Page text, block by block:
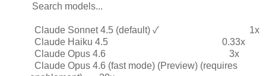
Search models...
Claude Sonnet 4.5 (default) ✓ 1x
Claude Haiku 4.5 0.33x
Claude Opus 4.6 3x
Claude Opus 4.6 (fast mode) (Preview) (requires